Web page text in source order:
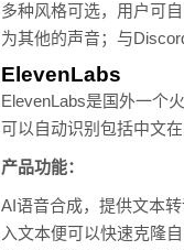
多种风格可选，用户可
为其他的声音；与
ElevenLabs
ElevenLabs是国外一个
可以自动识别包括中文
产品功能：
AI语音合成，提供文本
入文本便可以快速克隆